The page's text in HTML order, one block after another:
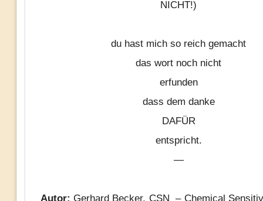
NICHT!)
du hast mich so reich gemacht
das wort noch nicht
erfunden
dass dem danke
DAFÜR
entspricht.
—
Autor: Gerhard Becker, CSN – Chemical